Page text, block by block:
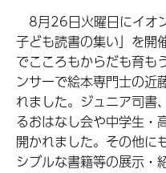
8月26日火曜日にイオ
子ども読書の集い」を開
でこころもからだも育も
ンサーで絵本専門士の近
れました。ジュニア司書
るおはなし会や中学生・
開かれました。その他に
シブルな書籍等の展示・